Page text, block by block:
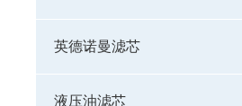
英德诺曼滤芯
液压油滤芯